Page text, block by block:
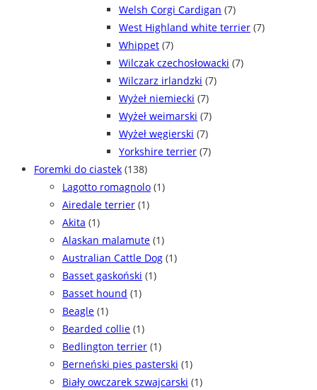
Welsh Corgi Cardigan (7)
West Highland white terrier (7)
Whippet (7)
Wilczak czechosłowacki (7)
Wilczarz irlandzki (7)
Wyżeł niemiecki (7)
Wyżeł weimarski (7)
Wyżeł węgierski (7)
Yorkshire terrier (7)
Foremki do ciastek (138)
Lagotto romagnolo (1)
Airedale terrier (1)
Akita (1)
Alaskan malamute (1)
Australian Cattle Dog (1)
Basset gaskoński (1)
Basset hound (1)
Beagle (1)
Bearded collie (1)
Bedlington terrier (1)
Berneński pies pasterski (1)
Biały owczarek szwajcarski (1)